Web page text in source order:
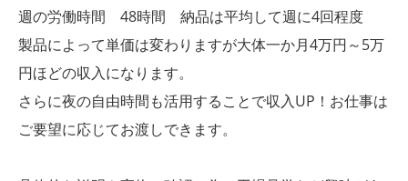
週の労働時間 48時間 納品は平均して週に4回程度
製品によって単価は変わりますが大体一か月4万円～5万
円ほどの収入になります。
さらに夜の自由時間も活用することで収入UP！お仕事は
ご要望に応じてお渡しできます。